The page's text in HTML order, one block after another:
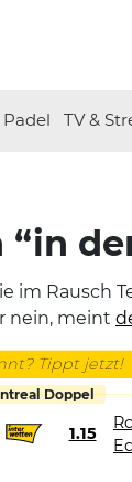
Padel TV &
im Rausch
nein, meint
Tippt jetzt!
Doppel
1.15